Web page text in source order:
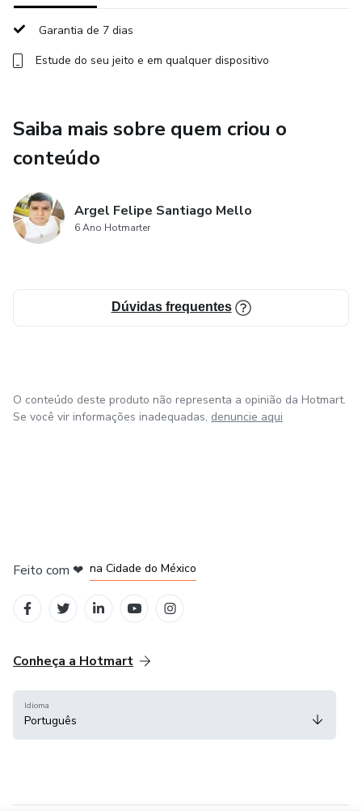
Garantia de 7 dias
Estude do seu jeito e em qualquer dispositivo
Saiba mais sobre quem criou o
conteúdo
Argel Felipe Santiago Mello
6 Ano Hotmarter
Dúvidas frequentes
O conteúdo deste produto não representa a opinião da Hotmart.
Se você vir informações inadequadas, denuncie aqui
Feito com ❤ na Cidade do México
Conheça a Hotmart
Idioma
Português